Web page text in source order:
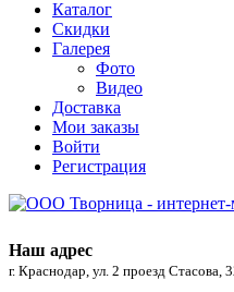
Каталог
Скидки
Галерея
Фото
Видео
Доставка
Мои заказы
Войти
Регистрация
Наш адрес
г. Краснодар, ул. 2 проезд Стасова,